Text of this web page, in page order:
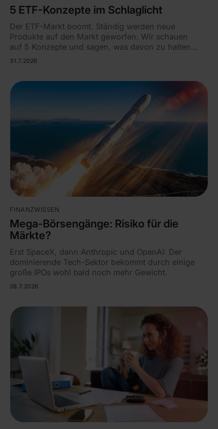
5 ETF-Konzepte im Schlaglicht
Der ETF-Markt boomt. Ständig werden neue
Produkte auf den Markt geworfen. Wir schauen
auf 5 Konzepte und sagen, was davon zu halten
ist.
31.7.2026
FINANZWISSEN
Mega-Börsengänge: Risiko für die
Märkte?
Erst SpaceX, dann Anthropic und OpenAI: Der
dominierende Tech-Sektor bekommt durch einige
große IPOs wohl bald noch mehr Gewicht.
28.7.2026